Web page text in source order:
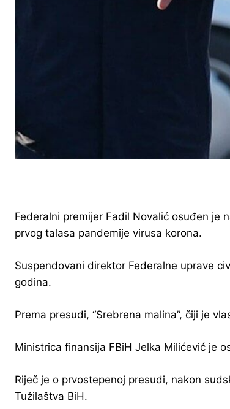
Federalni premijer Fadil Novalić osuđen je
prvog talasa pandemije virusa korona.
Suspendovani direktor Federalne uprave
godina.
Prema presudi, “Srebrena malina”, čiji je
Ministrica finansija FBiH Jelka Milićević je
Riječ je o prvostepenoj presudi, nakon
Tužilaštva BiH.